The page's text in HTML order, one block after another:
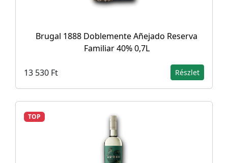
Brugal 1888 Doblemente Añejado Reserva
Familiar 40% 0,7L
13 530 Ft Részlet
TOP